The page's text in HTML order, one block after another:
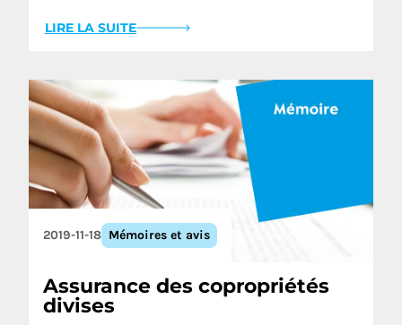
LIRE LA SUITE
2019-11-18 Mémoires et avis
Assurance des copropriétés
divises